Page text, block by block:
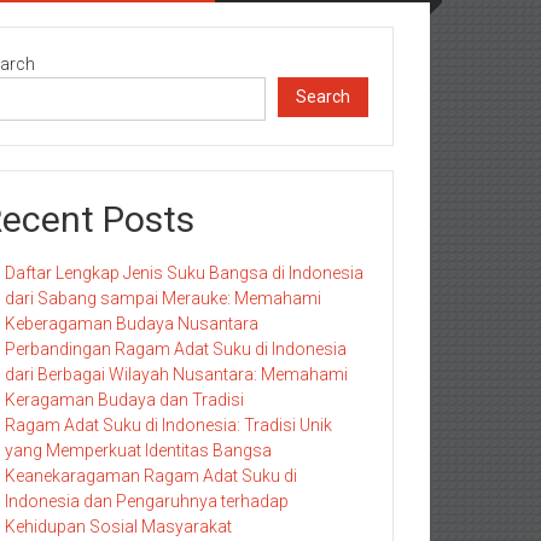
Search
Posts
Daftar Lengkap Jenis Suku Bangsa di Indonesia
dari Sabang sampai Merauke: Memahami
Keberagaman Budaya Nusantara
Perbandingan Ragam Adat Suku di Indonesia
dari Berbagai Wilayah Nusantara: Memahami
Keragaman Budaya dan Tradisi
Ragam Adat Suku di Indonesia: Tradisi Unik
yang Memperkuat Identitas Bangsa
Keanekaragaman Ragam Adat Suku di
Indonesia dan Pengaruhnya terhadap
Kehidupan Sosial Masyarakat